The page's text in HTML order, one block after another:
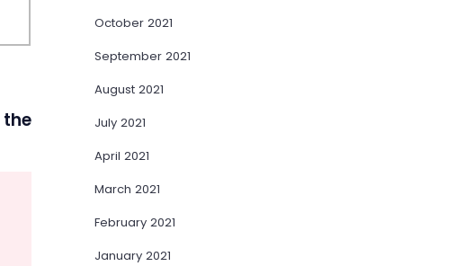
October 2021
September 2021
August 2021
July 2021
April 2021
March 2021
February 2021
January 2021